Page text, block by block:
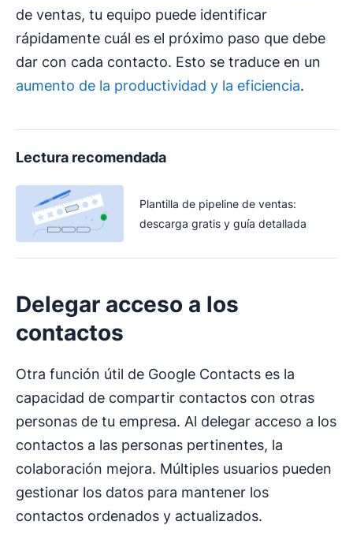
de ventas, tu equipo puede identificar
rápidamente cuál es el próximo paso que debe
dar con cada contacto. Esto se traduce en un
aumento de la productividad y la eficiencia.
Lectura recomendada
Plantilla de pipeline de ventas:
descarga gratis y guía detallada
Delegar acceso a los
contactos
Otra función útil de Google Contacts es la
capacidad de compartir contactos con otras
personas de tu empresa. Al delegar acceso a los
contactos a las personas pertinentes, la
colaboración mejora. Múltiples usuarios pueden
gestionar los datos para mantener los
contactos ordenados y actualizados.